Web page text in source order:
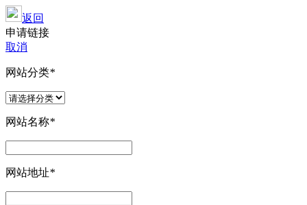
返回
申请链接
取消
网站分类*
网站名称*
网站地址*